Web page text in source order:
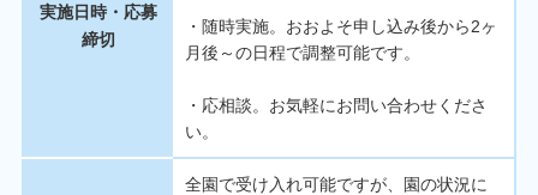
実施日時・応募
締切
・随時実施。おおよそ申し込み後から2ヶ
月後～の日程で調整可能です。
・応相談。お気軽にお問い合わせくださ
い。
全園で受け入れ可能ですが、園の状況に